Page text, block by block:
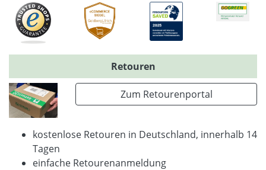
Retouren
Zum Retourenportal
kostenlose Retouren in Deutschland, innerhalb 14
Tagen
einfache Retourenanmeldung